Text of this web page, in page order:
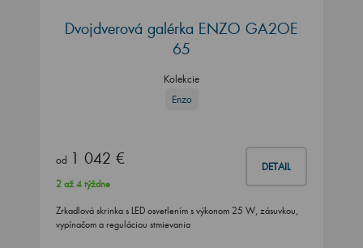
Dvojdverová galérka ENZO GA2OE
65
Kolekcie
Enzo
od 1 042 € DETAIL
2 až 4 týždne
Zrkadlová skrinka s LED osvetlením s výkonom 25 W, zásuvkou,
vypínačom a reguláciou stmievania